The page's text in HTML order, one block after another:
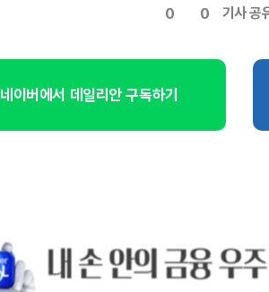
0 0 기사 공
네이버에서 데일리안 구독하기